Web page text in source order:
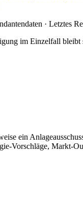
· Letztes
im Einzelfall
ein
Vorschläge, Markt-